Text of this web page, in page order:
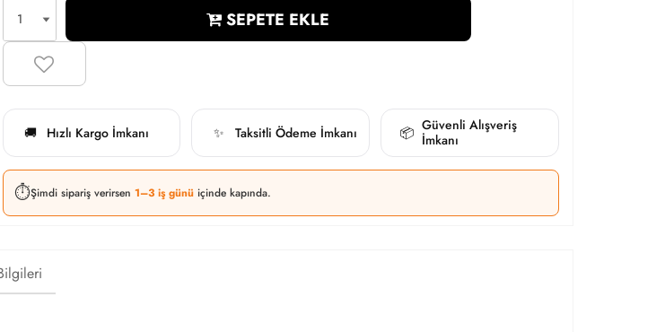
SEPETE EKLE
🚚 Hızlı Kargo İmkanı ✨ Taksitli Ödeme İmkanı 📦 Güvenli Alışveriş
İmkanı
⏱️Şimdi sipariş verirsen 1–3 iş günü içinde kapında.